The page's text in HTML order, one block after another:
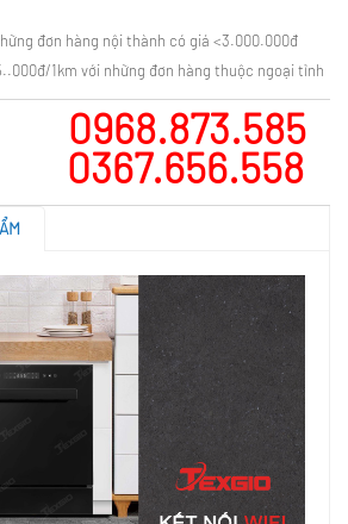
đơn hàng nội thành có giá <3.000.000đ
1km với những đơn hàng thuộc ngoại tỉnh
0968.873.585
0367.656.558